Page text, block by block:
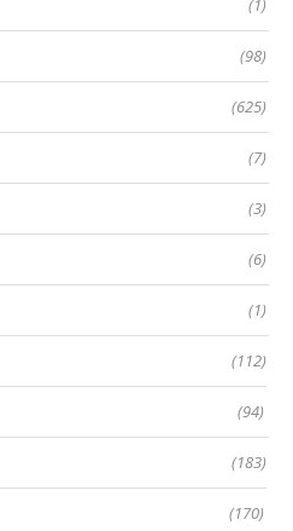
(1)
(98)
(625)
(7)
(3)
(6)
(1)
(112)
(94)
(183)
(170)